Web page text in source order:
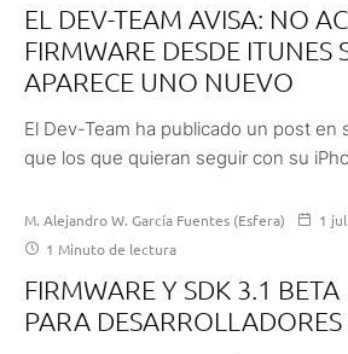
EL DEV-TEAM AVISA: NO
FIRMWARE DESDE ITUNES
APARECE UNO NUEVO
El Dev-Team ha publicado un post en
que los que quieran seguir con su
M. Alejandro W. García Fuentes (Esfera)
1
1 Minuto de lectura
FIRMWARE Y SDK 3.1
PARA DESARROLLADORES